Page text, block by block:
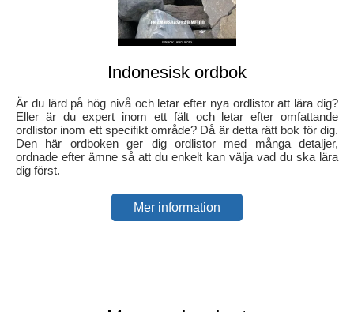
Indonesisk ordbok
Är du lärd på hög nivå och letar efter nya ordlistor att lära dig?
Eller är du expert inom ett fält och letar efter omfattande
ordlistor inom ett specifikt område? Då är detta rätt bok för dig.
Den här ordboken ger dig ordlistor med många detaljer,
ordnade efter ämne så att du enkelt kan välja vad du ska lära
dig först.
Mer information